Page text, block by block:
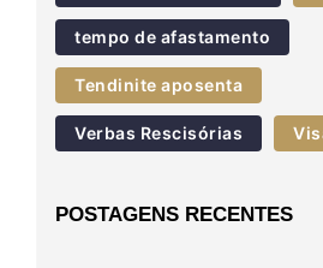
tempo de afastamento
Tendinite aposenta
Verbas Rescisórias
POSTAGENS RECENTES